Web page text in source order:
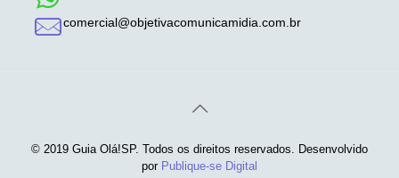
comercial@objetivacomunicamidia.com.br
© 2019 Guia Olá!SP. Todos os direitos reservados. Desenvolvido
por Publique-se Digital